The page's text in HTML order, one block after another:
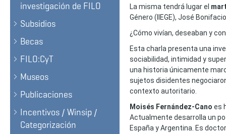
investigación de FILO
Subsidios
Becas
FILO:CyT
Museos
Publicaciones
Incentivos / Winsip /
Categorización
La misma tendrá lugar el
Género (IIEGE), José
¿Cómo vivían, deseaban y
Esta charla presenta una
sociabilidad, intimidad y
una historia únicamente
sujetos disidentes
contexto autoritario.
Moisés Fernández-Cano es
Actualmente desarrolla un
España y Argentina. Es